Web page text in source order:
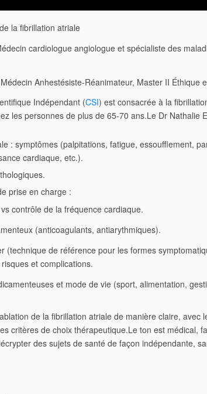
la fibrillation atriale
cardiologue angiologue et spécialiste des
Anhestésiste-Réanimateur, Master II Éthique
Indépendant (CSI) est consacrée à la
les personnes de plus de 65-70 ans.Le Dr Nathalie
: symptômes (palpitations, fatigue, essoufflement,
cardiaque, etc.).
prise en charge :
contrôle de la fréquence cardiaque.
(anticoagulants, antiarythmiques).
(technique de référence pour les formes
et complications.
et mode de vie (sport, alimentation,
de la fibrillation atriale de manière claire, avec
critères de choix thérapeutique.Le ton est médical,
des sujets de santé de façon indépendante,